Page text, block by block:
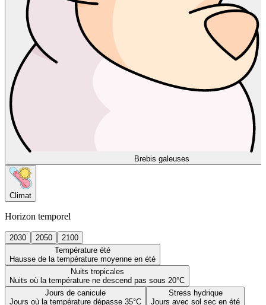
Brebis galeuses
Climat
Horizon temporel
2030 2050
2100
Température été
Hausse de la température moyenne en été
Nuits tropicales
Nuits où la température ne descend pas sous 20°C
Jours de canicule
Jours où la température dépasse 35°C
Stress hydrique
Jours avec sol sec en été